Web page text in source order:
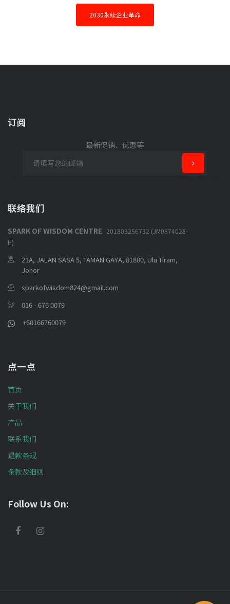
2030永续企业革命
订阅
最新促销、优惠等
联络我们
SPARK OF WISDOM CENTRE 201803256732 (JM0874028-
H)
21A, JALAN SASA 5, TAMAN GAYA, 81800, Ulu Tiram,
Johor
sparkofwisdom824@gmail.com
016 - 676 0079
+60166760079
点一点
首页
关于我们
产品
联系我们
退款条规
条款及细则
Follow Us On: